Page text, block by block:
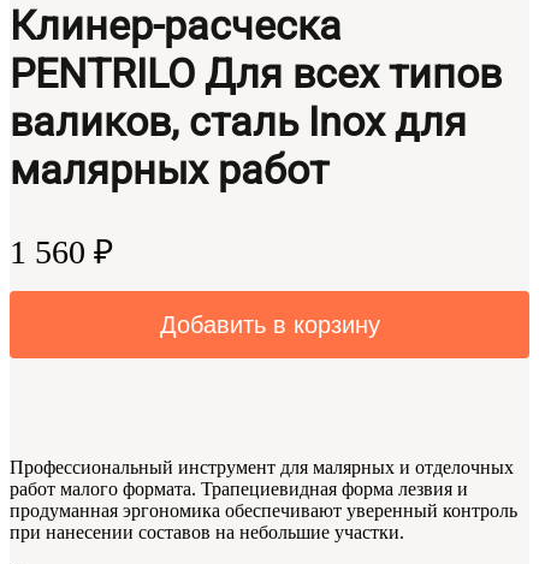
Клинер-расческа
PENTRILO Для всех типов
валиков, сталь Inox для
малярных работ
1 560 ₽
Добавить в корзину
Профессиональный инструмент для малярных и отделочных
работ малого формата. Трапециевидная форма лезвия и
продуманная эргономика обеспечивают уверенный контроль
при нанесении составов на небольшие участки.